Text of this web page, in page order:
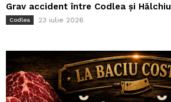
Grav accident între Codlea și Hălchiu
Codlea 23 iulie 2026